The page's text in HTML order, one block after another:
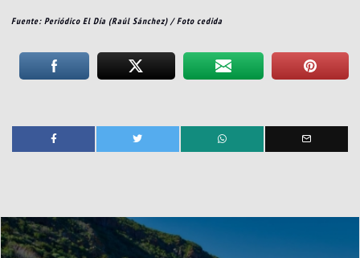
Fuente: Periódico El Día (Raúl Sánchez) / Foto cedida